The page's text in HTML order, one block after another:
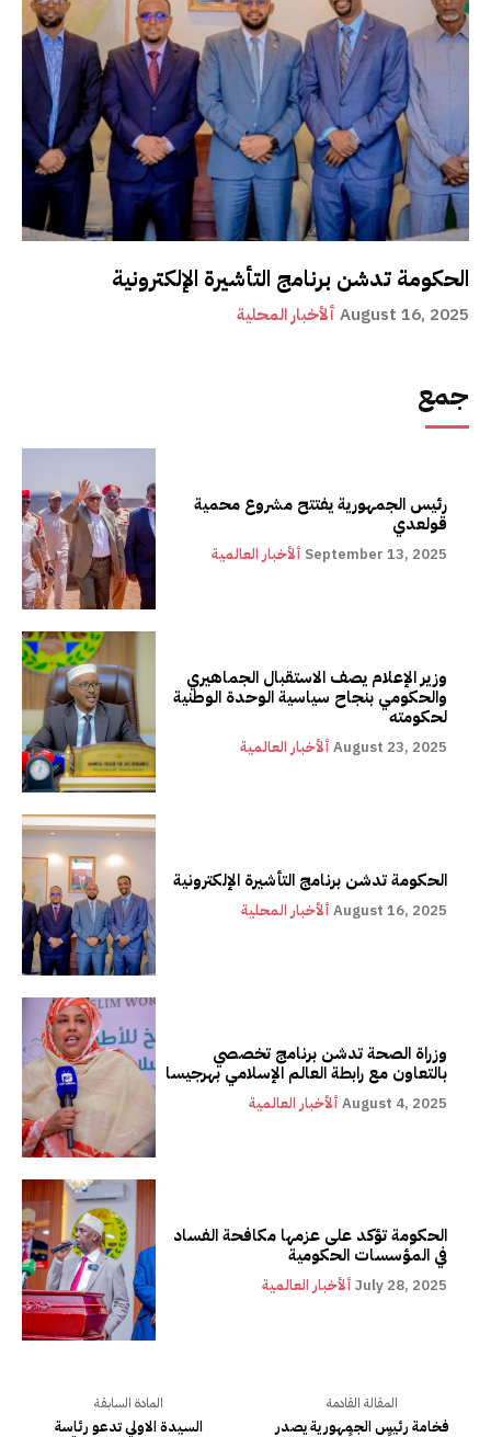
الحكومة تدشن برنامج التأشيرة الإلكترونية
ألأخبار المحلية August 16, 2025
جمع
رئيس الجمهورية يفتتح مشروع محمية
قولعدي
ألأخبار العالمية September 13, 2025
وزير الإعلام يصف الاستقبال الجماهيري
والحكومي بنجاح سياسية الوحدة الوطنية
لحكومته
ألأخبار العالمية August 23, 2025
الحكومة تدشن برنامج التأشيرة الإلكترونية
ألأخبار المحلية August 16, 2025
وزراة الصحة تدشن برنامج تخصصي
بالتعاون مع رابطة العالم الإسلامي بهرجيسا
ألأخبار العالمية August 4, 2025
الحكومة تؤكد على عزمها مكافحة الفساد
في المؤسسات الحكومية
ألأخبار العالمية July 28, 2025
المادة السابقة
السيدة الاولي تدعو رئاسة
المقالة القادمة
فخامة رئيس الجمهورية يصدر